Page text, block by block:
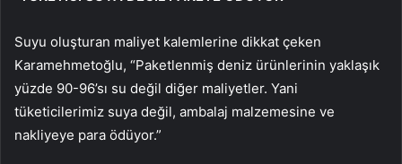
Suyu oluşturan maliyet kalemlerine dikkat çeken
Karamehmetoğlu, “Paketlenmiş deniz ürünlerinin yaklaşık
yüzde 90-96’sı su değil diğer maliyetler. Yani
tüketicilerimiz suya değil, ambalaj malzemesine ve
nakliyeye para ödüyor.”